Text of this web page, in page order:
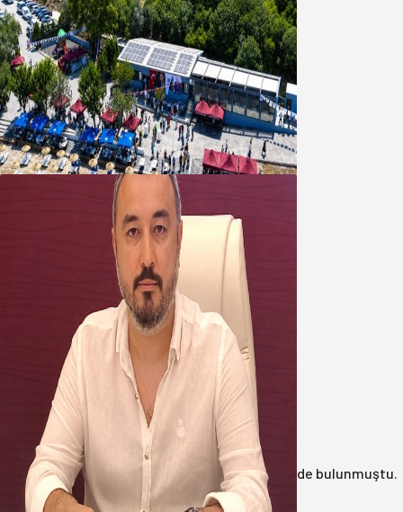
Bandırma Belediyesinden
Şirinçavuş’a hayat veren tesis
08 Ağustos 2026
Oğuzbeyi’nden Balıkesirspor
yönetimine cevap : Herkes kendine
yakışanı yapar, buluttan nem
kapmayın!
07 Ağustos 2026
Anasayfa/ 3.Sayfa/ 17 yıl önce çöp konteynerinde bulunmuştu.
Katil zanlısı babası çıktı!